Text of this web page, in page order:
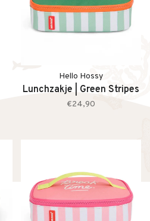
Hello Hossy
Lunchzakje | Green Stripes
€24,90